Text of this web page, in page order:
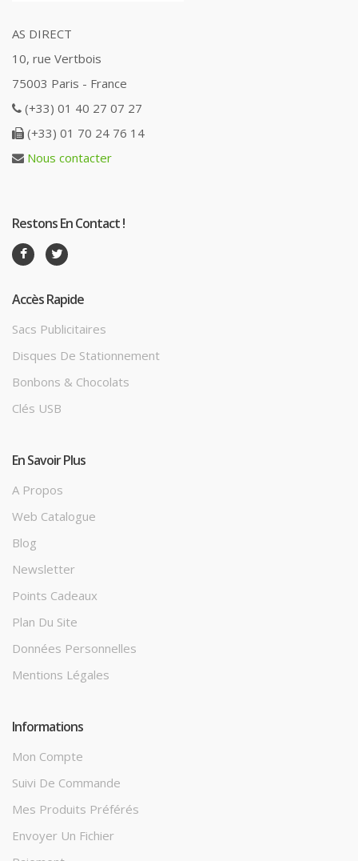
AS DIRECT
10, rue Vertbois
75003 Paris - France
(+33) 01 40 27 07 27
(+33) 01 70 24 76 14
Nous contacter
Restons En Contact !
Accès Rapide
Sacs Publicitaires
Disques De Stationnement
Bonbons & Chocolats
Clés USB
En Savoir Plus
A Propos
Web Catalogue
Blog
Newsletter
Points Cadeaux
Plan Du Site
Données Personnelles
Mentions Légales
Informations
Mon Compte
Suivi De Commande
Mes Produits Préférés
Envoyer Un Fichier